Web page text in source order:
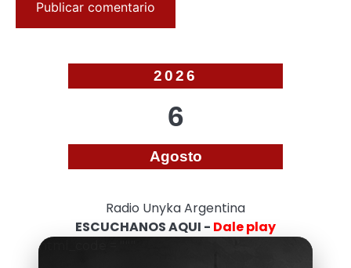
2026
6
Agosto
Radio Unyka Argentina
ESCUCHANOS AQUI - Dale play